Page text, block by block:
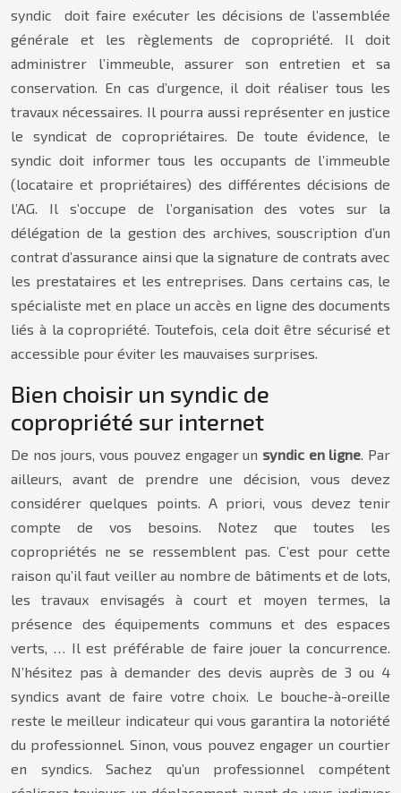
syndic doit faire exécuter les décisions de l’assemblée
générale et les règlements de copropriété. Il doit
administrer l’immeuble, assurer son entretien et sa
conservation. En cas d’urgence, il doit réaliser tous les
travaux nécessaires. Il pourra aussi représenter en justice
le syndicat de copropriétaires. De toute évidence, le
syndic doit informer tous les occupants de l’immeuble
(locataire et propriétaires) des différentes décisions de
l’AG. Il s’occupe de l’organisation des votes sur la
délégation de la gestion des archives, souscription d’un
contrat d’assurance ainsi que la signature de contrats avec
les prestataires et les entreprises. Dans certains cas, le
spécialiste met en place un accès en ligne des documents
liés à la copropriété. Toutefois, cela doit être sécurisé et
accessible pour éviter les mauvaises surprises.
Bien choisir un syndic de
copropriété sur internet
De nos jours, vous pouvez engager un syndic en ligne. Par
ailleurs, avant de prendre une décision, vous devez
considérer quelques points. A priori, vous devez tenir
compte de vos besoins. Notez que toutes les
copropriétés ne se ressemblent pas. C’est pour cette
raison qu’il faut veiller au nombre de bâtiments et de lots,
les travaux envisagés à court et moyen termes, la
présence des équipements communs et des espaces
verts, … Il est préférable de faire jouer la concurrence.
N’hésitez pas à demander des devis auprès de 3 ou 4
syndics avant de faire votre choix. Le bouche-à-oreille
reste le meilleur indicateur qui vous garantira la notoriété
du professionnel. Sinon, vous pouvez engager un courtier
en syndics. Sachez qu’un professionnel compétent